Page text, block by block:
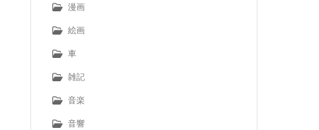
漫画
絵画
車
雑記
音楽
音響